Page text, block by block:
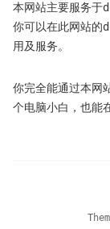
本网站主要服务
你可以在此网站
用及服务。
你完全能通过本网
个电脑小白，也能